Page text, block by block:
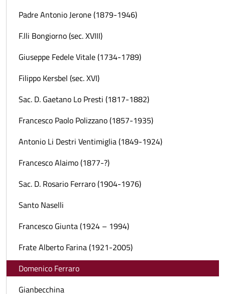
Padre Antonio Jerone (1879-1946)
F.lli Bongiorno (sec. XVIII)
Giuseppe Fedele Vitale (1734-1789)
Filippo Kersbel (sec. XVI)
Sac. D. Gaetano Lo Presti (1817-1882)
Francesco Paolo Polizzano (1857-1935)
Antonio Li Destri Ventimiglia (1849-1924)
Francesco Alaimo (1877-?)
Sac. D. Rosario Ferraro (1904-1976)
Santo Naselli
Francesco Giunta (1924 – 1994)
Frate Alberto Farina (1921-2005)
Domenico Ferraro
Gianbecchina